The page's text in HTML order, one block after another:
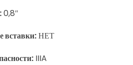
0,8″
вставки:НЕТ
IIIA